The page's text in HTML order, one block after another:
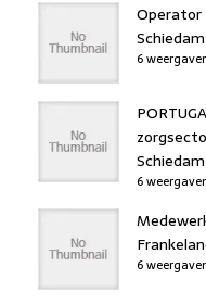
Operator
Schiedam
6
Schiedam
6
6